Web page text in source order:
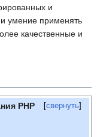
и
умение применять
качественные и
свернуть
PHP